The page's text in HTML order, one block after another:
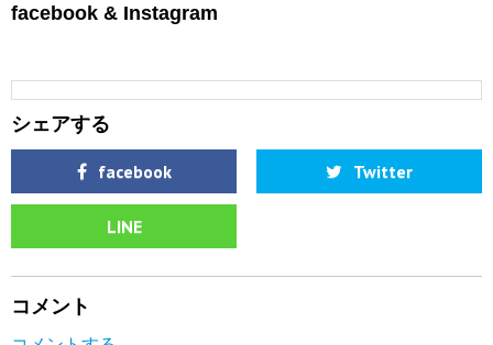
facebook & Instagram
シェアする
facebook Twitter
LINE
コメント